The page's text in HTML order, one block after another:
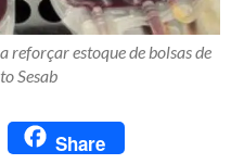
reforçar estoque de bolsas de
Sesab
PrintFriendly
Share